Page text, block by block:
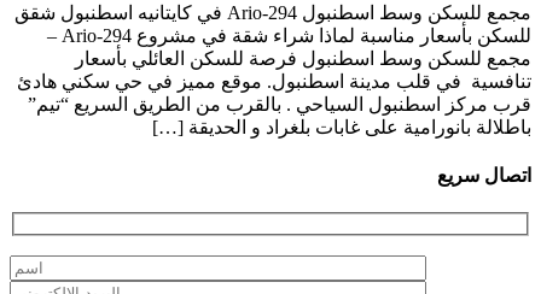
مجمع للسكن وسط اسطنبول Ario-294 في كايتانيه اسطنبول شقق
للسكن بأسعار مناسبة لماذا شراء شقة في مشروع Ario-294 –
مجمع للسكن وسط اسطنبول فرصة للسكن العائلي بأسعار
تنافسية في قلب مدينة اسطنبول. موقع مميز في حي سكني هادئ
قرب مركز اسطنبول السياحي . بالقرب من الطريق السريع “تيم”
باطلالة بانورامية على غابات بلغراد و الحديقة […]
اتصال سريع